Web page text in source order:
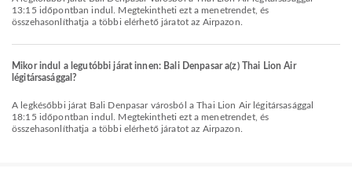
13:15 időpontban indul. Megtekintheti ezt a menetrendet, és
összehasonlíthatja a többi elérhető járatot az Airpazon.
Mikor indul a legutóbbi járat innen: Bali Denpasar a(z) Thai Lion Air
légitársasággal?
A legkésőbbi járat Bali Denpasar városból a Thai Lion Air légitársasággal
18:15 időpontban indul. Megtekintheti ezt a menetrendet, és
összehasonlíthatja a többi elérhető járatot az Airpazon.